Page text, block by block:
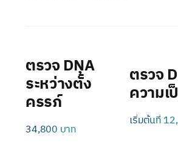
ตรวจ DNA
ระหว่างตั้ง
ครรภ์
34,800 บาท
ตรวจ
ความเ
เริ่มต้นที่